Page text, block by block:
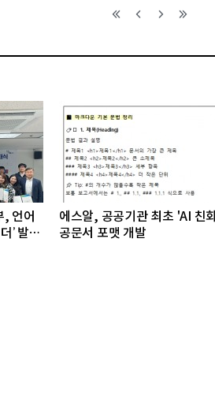
, 언어
’ 발대
에스알, 공공기관 최초 'AI 친
공문서 포맷 개발